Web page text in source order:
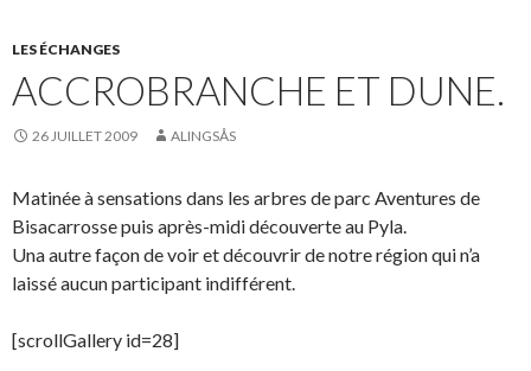
LES ÉCHANGES
ACCROBRANCHE ET DUNE.
26 JUILLET 2009 ALINGSÅS
Matinée à sensations dans les arbres de parc Aventures de
Bisacarrosse puis après-midi découverte au Pyla.
Una autre façon de voir et découvrir de notre région qui n’a
laissé aucun participant indifférent.
[scrollGallery id=28]